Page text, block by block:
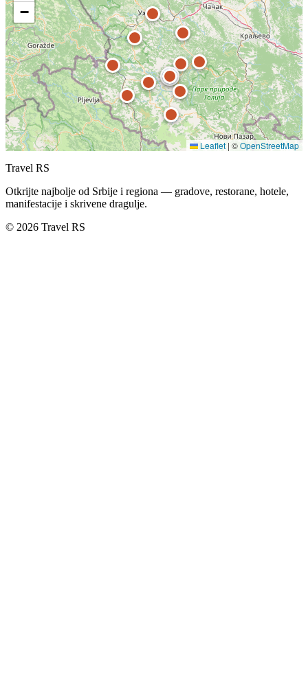
−
Leaflet | ©OpenStreetMap
Travel RS
Otkrijte najbolje od Srbije i regiona — gradove, restorane, hotele,
manifestacije i skrivene dragulje.
© 2026 Travel RS